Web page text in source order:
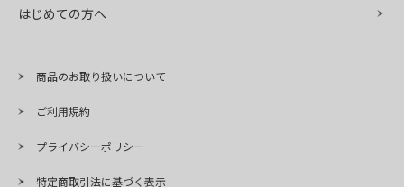
はじめての方へ
商品のお取り扱いについて
ご利用規約
プライバシーポリシー
特定商取引法に基づく表示